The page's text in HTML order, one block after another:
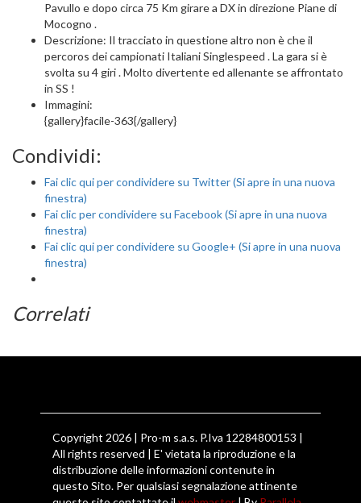
Pavullo e dopo circa 75 Km girare a DX in direzione Piane di
Mocogno .
Descrizione: Il tracciato in questione altro non è che il
percoros dei campionati Italiani Singlespeed . La gara si è
svolta su 4 giri . Molto divertente ed allenante se affrontato
in SS !
Immagini:
{gallery}facile-363{/gallery}
Condividi:
Fai clic qui per condividere su Twitter (Si apre in una nuova
finestra)
Fai clic per condividere su Facebook (Si apre in una nuova
finestra)
Fai clic qui per condividere su Google+ (Si apre in una nuova
finestra)
Correlati
Copyright 2026 | Pro-m s.a.s. P.Iva 12284800153 |
All rights reserved | E' vietata la riproduzione e la
distribuzione delle informazioni contenute in
questo Sito. Per qualsiasi segnalazione attinente